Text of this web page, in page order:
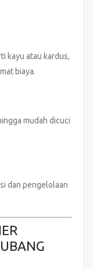
kayu atau kardus,
biaya.
mudah dicuci
dan pengelolaan